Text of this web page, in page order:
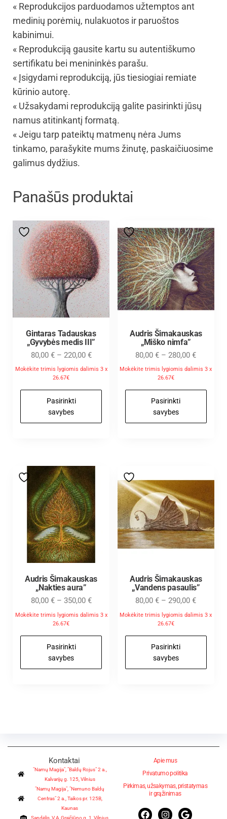
« Reprodukcijos parduodamos užtemptos ant
medinių porėmių, nulakuotos ir paruoštos
kabinimui.
« Reprodukciją gausite kartu su autentiškumo
sertifikatu bei menininkės parašu.
« Įsigydami reprodukciją, jūs tiesiogiai remiate
kūrinio autorę.
« Užsakydami reprodukciją galite pasirinkti jūsų
namus atitinkantį formatą.
« Jeigu tarp pateiktų matmenų nėra Jums
tinkamo, parašykite mums žinutę, paskaičiuosime
galimus dydžius.
Panašūs produktai
Gintaras Tadauskas
„Gyvybės medis III”
80,00 € – 220,00 €
Mokėkite trimis lygiomis dalimis 3 x
26.67€
Pasirinkti
savybes
Audris Šimakauskas
„Miško nimfa”
80,00€ – 280,00€
Mokėkite trimis lygiomis dalimis 3 x
26.67€
Pasirinkti
savybes
Audris Šimakauskas
„Nakties aura”
80,00 € – 350,00 €
Mokėkite trimis lygiomis dalimis 3 x
26.67€
Pasirinkti
savybes
Audris Šimakauskas
„Vandens pasaulis”
80,00€ – 290,00€
Mokėkite trimis lygiomis dalimis 3 x
26.67€
Pasirinkti
savybes
Kontaktai
"Namų Magija", "Baldų Rojus" 2 a.,
Kalvarijų g. 125, Vilnius
"Namų Magija", "Nemuno Baldų
Centras" 2 a., Taikos pr. 125B,
Kaunas
Sandėlis, V.A.Graičiūno g. 1, Vilnius
Apie mus
Privatumo politika
Pirkimas, užsakymas, pristatymas
ir grąžinimas